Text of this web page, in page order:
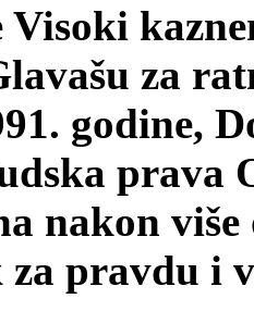
Visoki
za
godine,
prava
nakon
za pravdu i